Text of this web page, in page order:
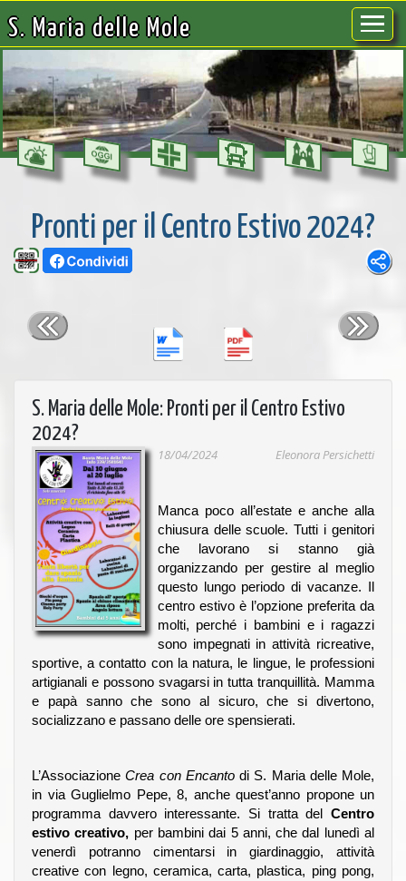
S. Maria delle Mole
Pronti per il Centro Estivo 2024?
S. Maria delle Mole: Pronti per il Centro Estivo
2024?
18/04/2024 Eleonora Persichetti
Manca poco all’estate e anche alla
chiusura delle scuole. Tutti i genitori
che lavorano si stanno già
organizzando per gestire al meglio
questo lungo periodo di vacanze. Il
centro estivo è l’opzione preferita da
molti, perché i bambini e i ragazzi
sono impegnati in attività ricreative,
sportive, a contatto con la natura, le lingue, le professioni
artigianali e possono svagarsi in tutta tranquillità. Mamma
e papà sanno che sono al sicuro, che si divertono,
socializzano e passano delle ore spensierati.
L’AssociazioneCrea con Encanto di S. Maria delle Mole,
in via Guglielmo Pepe, 8, anche quest’anno propone un
programma davvero interessante. Si tratta del Centro
estivo creativo, per bambini dai 5 anni, che dal lunedì al
venerdì potranno cimentarsi in giardinaggio, attività
creative con legno, ceramica, carta, plastica, ping pong,